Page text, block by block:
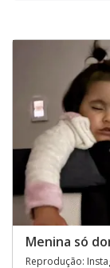
Menina só
Reprodução: